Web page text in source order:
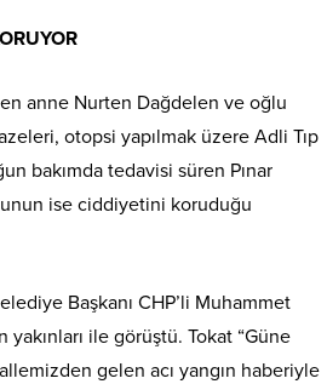
anne Nurten Dağdelen ve oğlu
otopsi yapılmak üzere Adli Tıp
bakımda tedavisi süren Pınar
ise ciddiyetini koruduğu
Başkanı CHP’li Muhammet
yakınları ile görüştü. Tokat “Güne
gelen acı yangın haberiyle